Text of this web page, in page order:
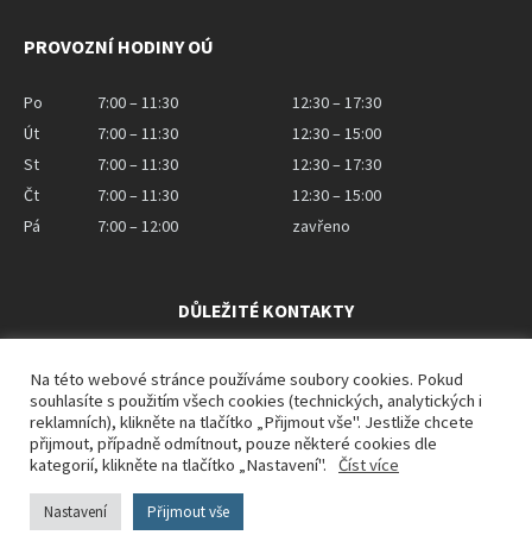
PROVOZNÍ HODINY OÚ
Po 7:00 – 11:30
12:30 – 17:30
Út
7:00 – 11:30
12:30 – 15:00
St
7:00 – 11:30
12:30 – 17:30
Čt
7:00 – 11:30
12:30 – 15:00
Pá
7:00 – 12:00 zavřeno
DŮLEŽITÉ KONTAKTY
starosta@brezolupy.cz
+420 572 580 116
Místostarosta obce
radek.berecka@seznam.cz
+420 737 288 929
Na této webové stránce používáme soubory cookies. Pokud
souhlasíte s použitím všech cookies (technických, analytických i
reklamních), klikněte na tlačítko „Přijmout vše". Jestliže chcete
přijmout, případně odmítnout, pouze některé cookies dle
kategorií, klikněte na tlačítko „Nastavení".
Číst více
Nastavení Přijmout vše